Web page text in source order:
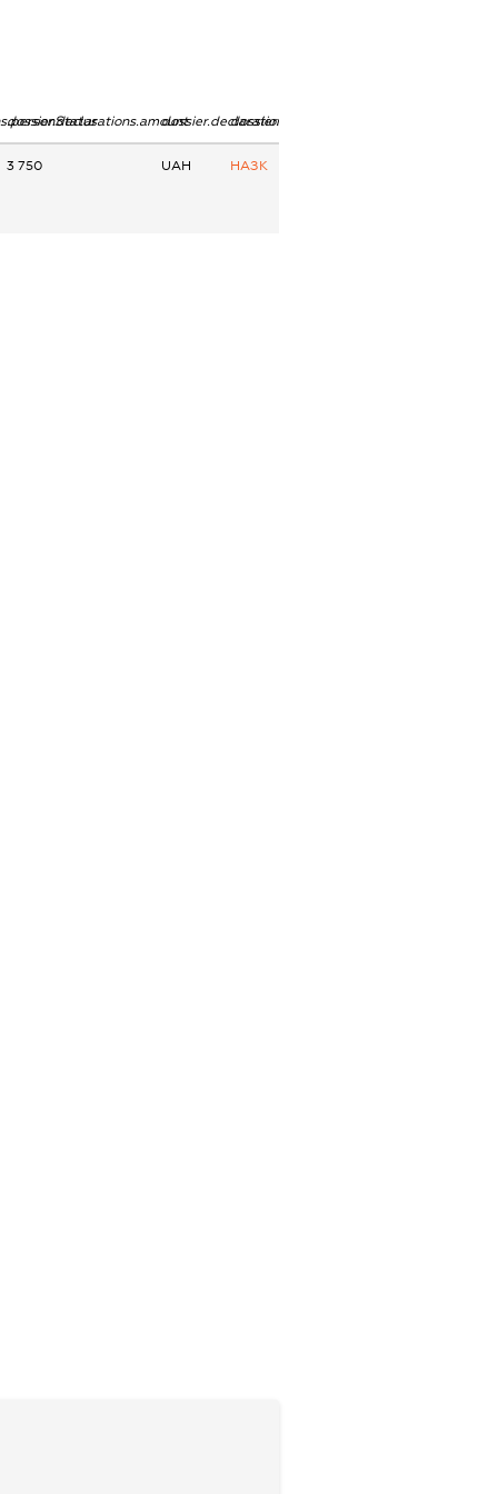
dossier.declarations.amountdossier.declarations.currency
dossier.declarations.source
3 750 UAH НАЗК